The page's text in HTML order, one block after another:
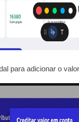
para adicionar o